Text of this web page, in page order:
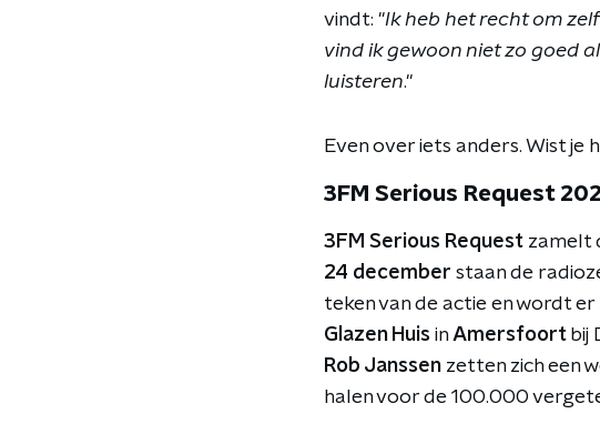
vindt: "Ik heb het recht om
vind ik gewoon niet zo goed
luisteren."
Even over iets anders. Wist je
3FM Serious Request
3FM Serious Request zamelt
24 december staan de
teken van de actie en wordt
Glazen Huis in Amersfoort bij
Rob Janssen zetten zich een
halen voor de 100.000